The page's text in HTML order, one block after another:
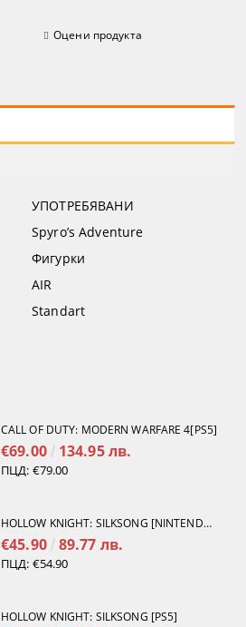
Оцени продукта
УПОТРЕБЯВАНИ
Spyro’s Adventure
Фигурки
AIR
Standart
CALL OF DUTY: MODERN WARFARE 4[PS5]
€69.00 134.95 лв.
ПЦД: €79.00
HOLLOW KNIGHT: SILKSONG [NINTENDO SWITCH 2]
€45.90 89.77 лв.
ПЦД: €54.90
HOLLOW KNIGHT: SILKSONG [PS5]